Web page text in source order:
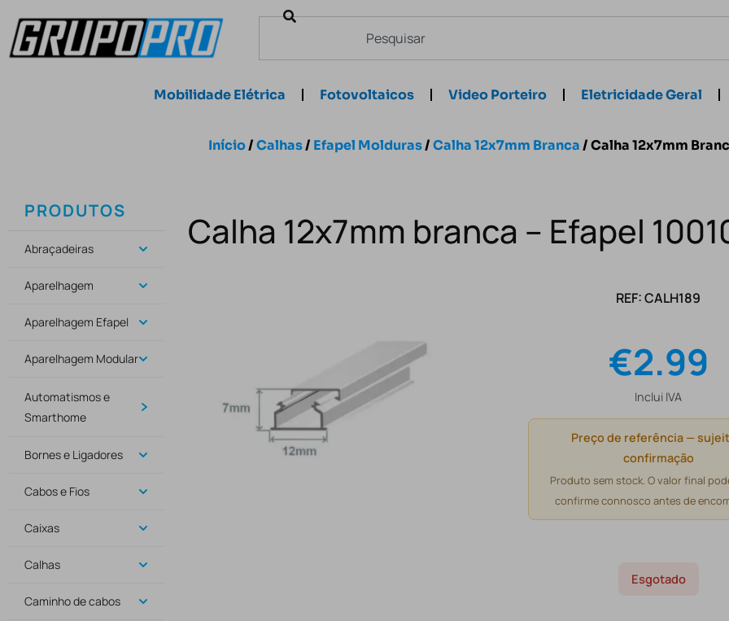
Mobilidade Elétrica Fotovoltaicos Video Porteiro Eletricidade Geral
Início/Calhas/ Efapel Molduras/Calha 12x7mm Branca/ Calha 12x7mm
PRODUTOS
Abraçadeiras
Aparelhagem
Aparelhagem Efapel
Aparelhagem Modular
Automatismos e
Smarthome
Bornes e Ligadores
Cabos e Fios
Caixas
Calhas
Caminho de cabos
Calha 12x7mm branca – Efapel
REF: CALH189
€2.99
Inclui IVA
Preço de referência —
confirmação
Produto sem stock. O valor final
confirme connosco antes de
Esgotado